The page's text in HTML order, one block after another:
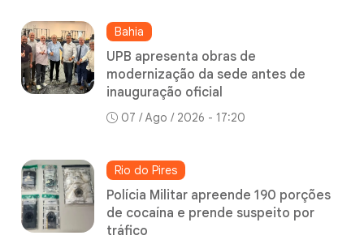
Bahia
UPB apresenta obras de
modernização da sede antes de
inauguração oficial
07 / Ago / 2026 - 17:20
Rio do Pires
Polícia Militar apreende 190 porções
de cocaína e prende suspeito por
tráfico